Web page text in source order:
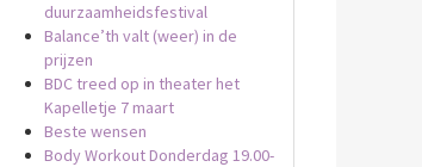
duurzaamheidsfestival
Balance’th valt (weer) in de
prijzen
BDC treed op in theater het
Kapelletje 7 maart
Beste wensen
Body Workout Donderdag 19.00-